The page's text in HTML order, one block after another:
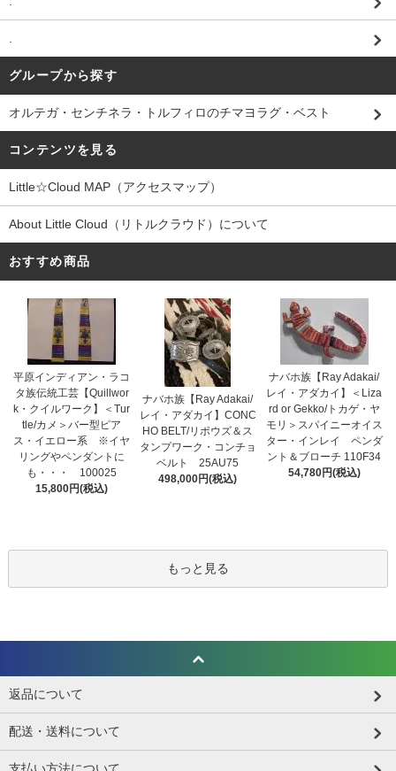
グループから探す
オルテガ・センチネラ・トルフィロのチマヨラグ・ベスト
コンテンツを見る
Little☆Cloud MAP（アクセスマップ）
About Little Cloud（リトルクラウド）について
おすすめ商品
平原インディアン・ラコ
タ族伝統工芸【Quillwor
k・クイルワーク】＜Tur
tle/カメ＞バー型ピア
ス・イエロー系 ※イヤ
リングやペンダントに
も・・・ 100025
15,800円(税込)
ナバホ族【Ray Adakai/
レイ・アダカイ】CONC
HO BELT/リポウズ＆ス
タンプワーク・コンチョ
ベルト 25AU75
498,000円(税込)
ナバホ族【Ray Adakai/
レイ・アダカイ】＜Liza
rd or Gekko/トカゲ・ヤ
モリ＞スパイニーオイス
ター・インレイ ペンダ
ント＆ブローチ 110F34
54,780円(税込)
もっと見る
返品について
配送・送料について